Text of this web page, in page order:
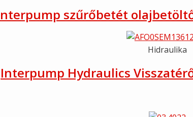
szűrőbetét
Hidraulika
Interpump Hydraulics